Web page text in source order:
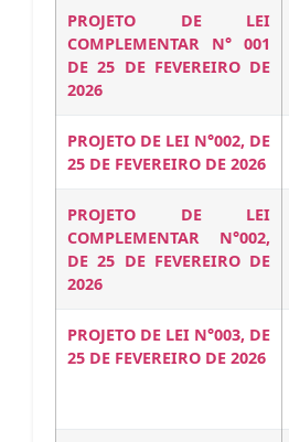
PROJETO DE LEI
COMPLEMENTAR N° 001
DE 25 DE FEVEREIRO DE
2026
PROJETO DE LEI N°002, DE
25 DE FEVEREIRO DE 2026
PROJETO DE LEI
COMPLEMENTAR N°002,
DE 25 DE FEVEREIRO DE
2026
PROJETO DE LEI N°003, DE
25 DE FEVEREIRO DE 2026